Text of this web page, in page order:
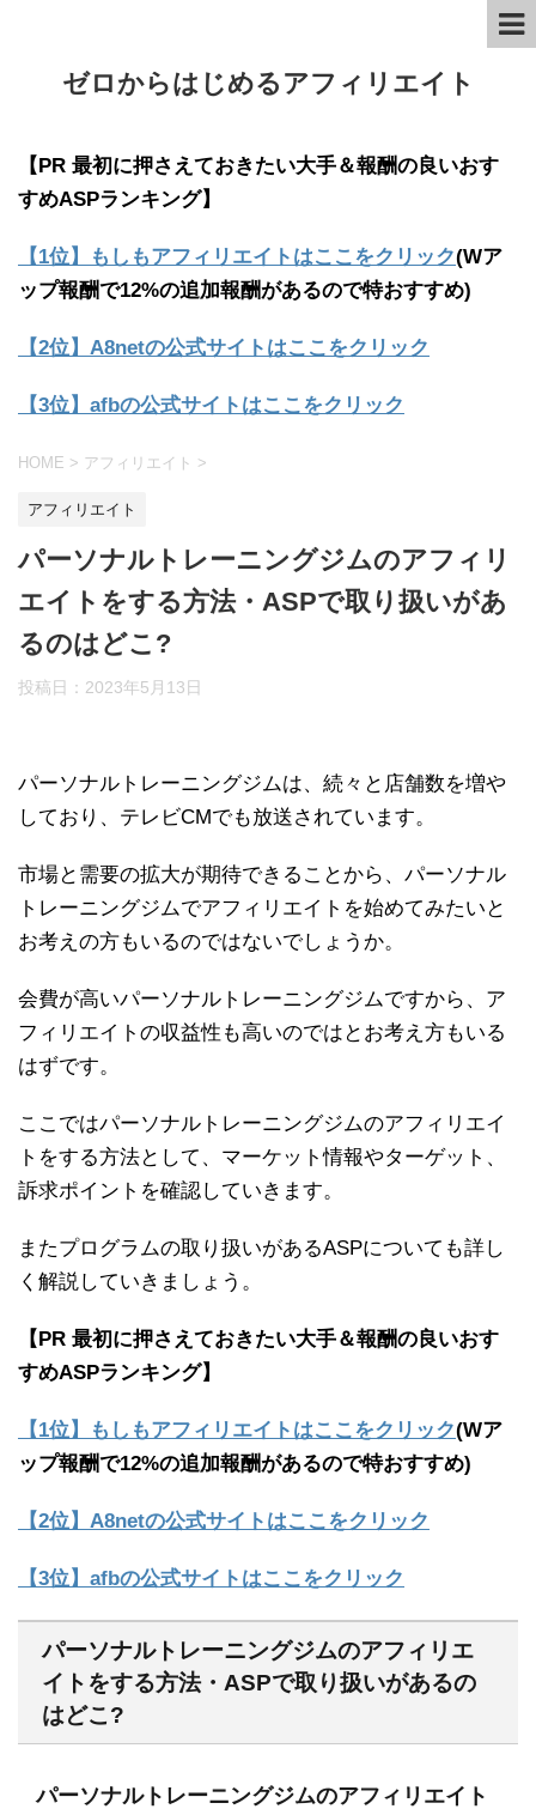
ゼロからはじめるアフィリエイト
【PR 最初に押さえておきたい大手＆報酬の良いおす
すめASPランキング】
【1位】もしもアフィリエイトはここをクリック(Wア
ップ報酬で12%の追加報酬があるので特おすすめ)
【2位】A8netの公式サイトはここをクリック
【3位】afbの公式サイトはここをクリック
HOME > アフィリエイト >
アフィリエイト
パーソナルトレーニングジムのアフィリ
エイトをする方法・ASPで取り扱いがあ
るのはどこ?
投稿日： 2023年5月13日
パーソナルトレーニングジムは、続々と店舗数を増や
しており、テレビCMでも放送されています。
市場と需要の拡大が期待できることから、パーソナル
トレーニングジムでアフィリエイトを始めてみたいと
お考えの方もいるのではないでしょうか。
会費が高いパーソナルトレーニングジムですから、ア
フィリエイトの収益性も高いのではとお考え方もいる
はずです。
ここではパーソナルトレーニングジムのアフィリエイ
トをする方法として、マーケット情報やターゲット、
訴求ポイントを確認していきます。
またプログラムの取り扱いがあるASPについても詳し
く解説していきましょう。
【PR 最初に押さえておきたい大手＆報酬の良いおす
すめASPランキング】
【1位】もしもアフィリエイトはここをクリック(Wア
ップ報酬で12%の追加報酬があるので特おすすめ)
【2位】A8netの公式サイトはここをクリック
【3位】afbの公式サイトはここをクリック
パーソナルトレーニングジムのアフィリエ
イトをする方法・ASPで取り扱いがあるの
はどこ?
パーソナルトレーニングジムのアフィリエイト